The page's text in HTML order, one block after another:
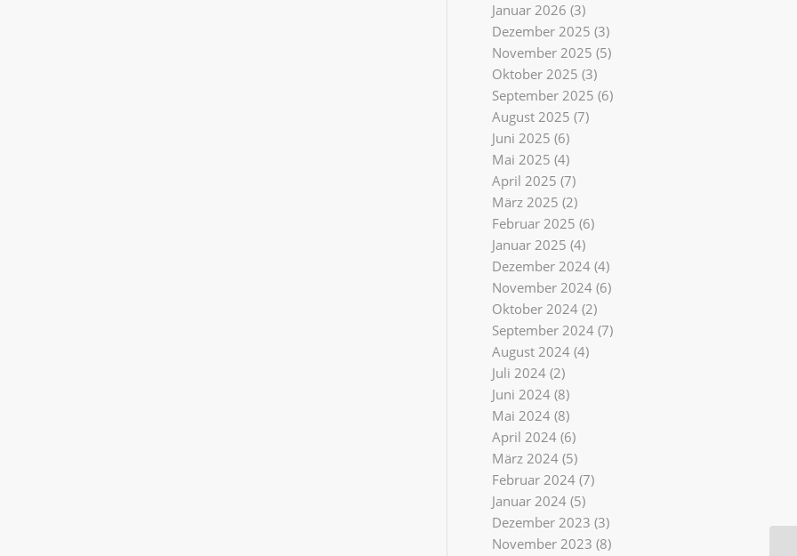
Januar 2026 (3)
Dezember 2025 (3)
November 2025 (5)
Oktober 2025 (3)
September 2025 (6)
August 2025 (7)
Juni 2025 (6)
Mai 2025 (4)
April 2025 (7)
März 2025 (2)
Februar 2025 (6)
Januar 2025 (4)
Dezember 2024 (4)
November 2024 (6)
Oktober 2024 (2)
September 2024 (7)
August 2024 (4)
Juli 2024 (2)
Juni 2024 (8)
Mai 2024 (8)
April 2024 (6)
März 2024 (5)
Februar 2024 (7)
Januar 2024 (5)
Dezember 2023 (3)
November 2023 (8)